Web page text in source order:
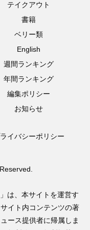
テイクアウト
書籍
ベリー類
English
週間ランキング
年間ランキング
編集ポリシー
お知らせ
イバシーポリシー
は、本サイトを運営す
イト内コンテンツの著
ース提供者に帰属しま